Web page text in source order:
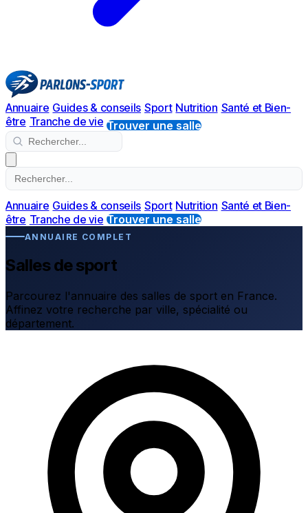
Annuaire Guides & conseils Sport Nutrition Santé et Bien-
être Tranche de vie Trouver une salle
Annuaire Guides & conseils Sport Nutrition Santé et Bien-
être Tranche de vie Trouver une salle
ANNUAIRE COMPLET
Salles de sport
Parcourez l'annuaire des salles de sport en France.
Affinez votre recherche par ville, spécialité ou
département.